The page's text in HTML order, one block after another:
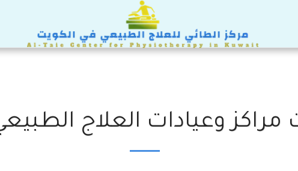
وعيادات العلاج